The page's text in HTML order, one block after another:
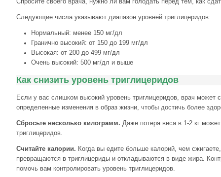
Спросите своего врача, нужно ли вам голодать перед тем, как
Следующие числа указывают диапазон уровней триглицеридов:
Нормальный: менее 150 мг/дл
Гранично высокий: от 150 до 199 мг/дл
Высокая: от 200 до 499 мг/дл
Очень высокий: 500 мг/дл и выше
Как снизить уровень триглицеридов
Если у вас слишком высокий уровень триглицеридов, врач может
определенные изменения в образ жизни, чтобы достичь более
Сбросьте несколько килограмм. Даже потеря веса в 1-2 кг
триглицеридов.
Считайте калории. Когда вы едите больше калорий, чем
превращаются в триглицериды и откладываются в виде жира.
помочь вам контролировать уровень триглицеридов.